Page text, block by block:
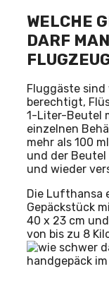
WELCHE
DARF
Fluggäste
berechtigt,
1-Liter-Beutel
einzelnen
mehr als 100
und der
und wieder
Die Lufthansa
Gepäckstück
40 x 23 cm
von bis zu 8